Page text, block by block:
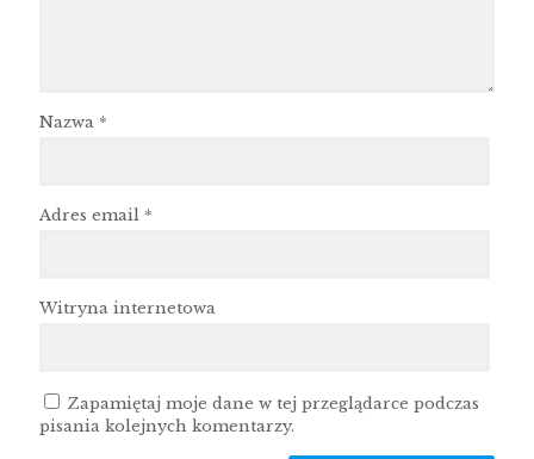
Nazwa *
Adres email *
Witryna internetowa
Zapamiętaj moje dane w tej przeglądarce podczas
pisania kolejnych komentarzy.